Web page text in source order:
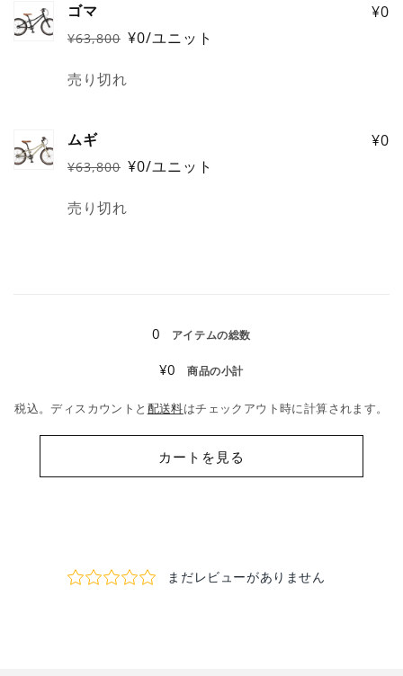
ゴマ
通
価
¥63,800
セ
ル
¥0/ユニット
¥0
数
売り切れ
ムギ
通
価
¥63,800
セ
ル
¥0/ユニット
¥0
数
売り切れ
中…
0 アイテムの総数
¥0 商品の小計
税込。ディスカウントと 配送料はチェックアウト時に計算されます。
カートを見る